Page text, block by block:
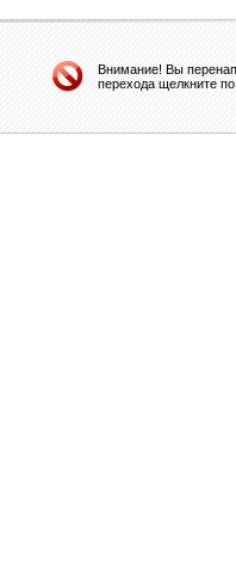
Внимание! Вы
перехода щелкните